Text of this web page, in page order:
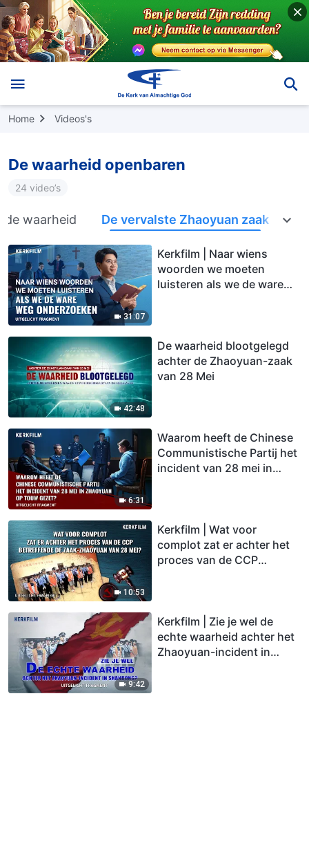
Home Videos's
De waarheid openbaren
24 video’s
de waarheid De vervalste Zhaoyuan zaak
31:07
Kerkfilm | Naar wiens
woorden we moeten
luisteren als we de ware
42:48
De waarheid blootgelegd
achter de Zhaoyuan-zaak
van 28 Mei
6:31
Waarom heeft de Chinese
Communistische Partij het
incident van 28 mei in
10:53
Kerkfilm | Wat voor
complot zat er achter het
proces van de CCP
9:42
Kerkfilm | Zie je wel de
echte waarheid achter het
Zhaoyuan-incident in